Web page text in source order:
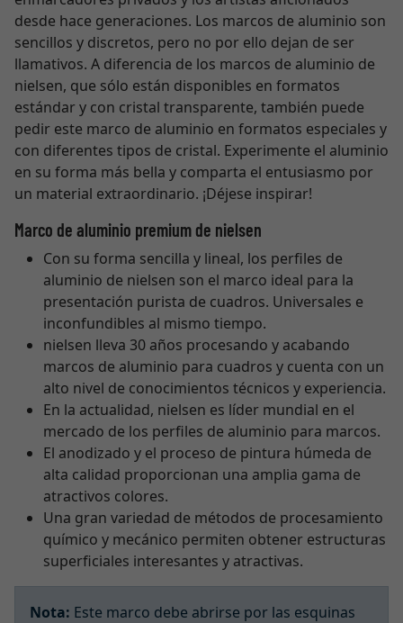
desde hace generaciones. Los marcos de aluminio son
sencillos y discretos, pero no por ello dejan de ser
llamativos. A diferencia de los marcos de aluminio de
nielsen, que sólo están disponibles en formatos
estándar y con cristal transparente, también puede
pedir este marco de aluminio en formatos especiales y
con diferentes tipos de cristal. Experimente el aluminio
en su forma más bella y comparta el entusiasmo por
un material extraordinario. ¡Déjese inspirar!
Marco de aluminio premium de nielsen
Con su forma sencilla y lineal, los perfiles de
aluminio de nielsen son el marco ideal para la
presentación purista de cuadros. Universales e
inconfundibles al mismo tiempo.
nielsen lleva 30 años procesando y acabando
marcos de aluminio para cuadros y cuenta con un
alto nivel de conocimientos técnicos y experiencia.
En la actualidad, nielsen es líder mundial en el
mercado de los perfiles de aluminio para marcos.
El anodizado y el proceso de pintura húmeda de
alta calidad proporcionan una amplia gama de
atractivos colores.
Una gran variedad de métodos de procesamiento
químico y mecánico permiten obtener estructuras
superficiales interesantes y atractivas.
Nota: Este marco debe abrirse por las esquinas